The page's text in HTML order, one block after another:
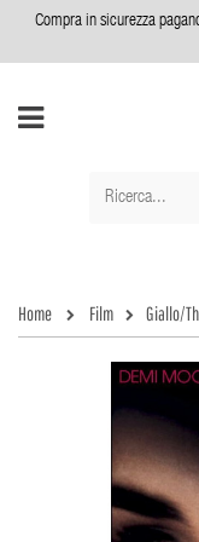
Compra in sicurezza
Home Film Giallo/